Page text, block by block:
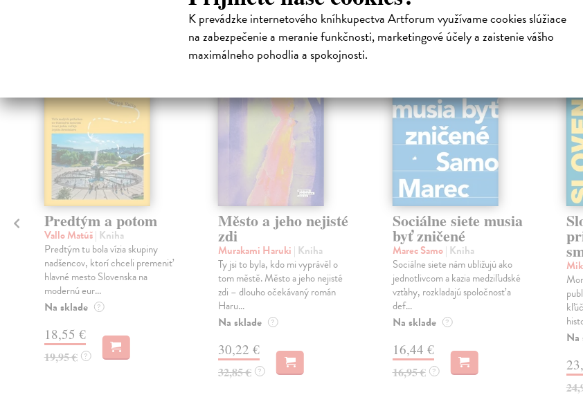
K prevádzke internetového kníhkupectva Artforum využívame cookies slúžiace
na zabezpečenie a meranie funkčnosti, marketingové účely a zaistenie vášho
maximálneho pohodlia a spokojnosti.
Čitatelia s podobným vkusom si
Predtým a potom
Vallo Matúš| Kniha
Predtým tu bola vízia skupiny
nadšencov, ktorí chceli premeniť
hlavné mesto Slovenska na
modernú eur...
Na sklade ?
18,55 €
19,95 € ?
na sklade
Město a jeho nejisté
zdi
Murakami Haruki | Kniha
Ty jsi to byla, kdo mi vyprávěl o
tom městě. Město a jeho nejisté
zdi – dlouho očekávaný román
Haru...
Na sklade ?
30,22 €
32,85 € ?
Sociálne siete musia
byť zničené
Marec Samo| Kniha
Sociálne siete nám ubližujú ako
jednotlivcom a kazia medziľudské
vzťahy, rozkladajú spoločnosť a
def...
Na sklade ?
16,44 €
16,95 € ?
Na